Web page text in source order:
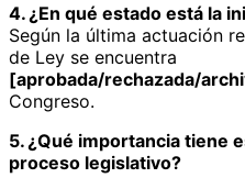
4. ¿En qué estado está la
Según la última actuación
de Ley se encuentra
[aprobada/rechazada/
Congreso.
5. ¿Qué importancia tiene
proceso legislativo?